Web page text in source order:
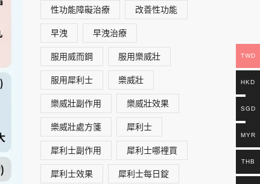
性功能障礙治療 改善性功能
早洩 早洩治療
服用威而鋼 服用樂威壯
服用犀利士 樂威壯
樂威壯副作用 樂威壯效果
樂威壯處方箋 犀利士
犀利士副作用 犀利士哪裡買
犀利士效果 犀利士每日錠
TWD
HKD
SGD
MYR
THB